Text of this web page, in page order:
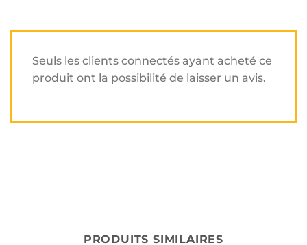
Seuls les clients connectés ayant acheté ce
produit ont la possibilité de laisser un avis.
PRODUITS SIMILAIRES